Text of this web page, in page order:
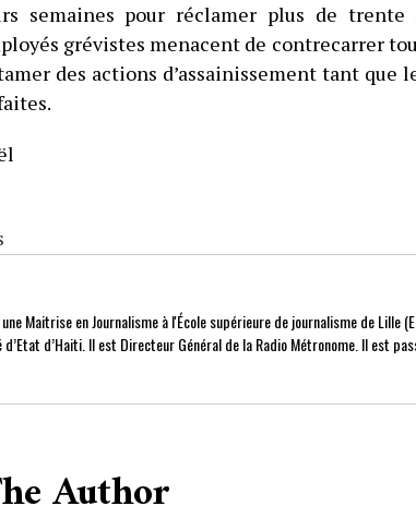
semaines pour réclamer plus de trente
grévistes menacent de contrecarrer
des actions d’assainissement tant que
Maitrise en Journalisme à l'École supérieure de journalisme de Lille
d’Etat d’Haiti. Il est Directeur Général de la Radio Métronome. Il est
Author